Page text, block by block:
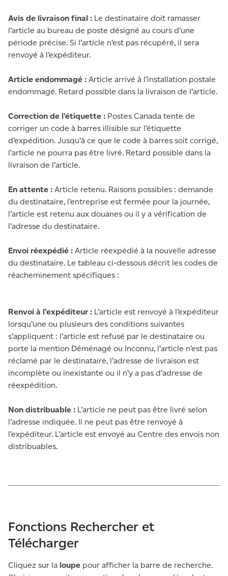
Avis de livraison final : Le destinataire doit ramasser
l’article au bureau de poste désigné au cours d’une
période précise. Si l’article n’est pas récupéré, il sera
renvoyé à l’expéditeur.
Article endommagé : Article arrivé à l’installation postale
endommagé. Retard possible dans la livraison de l’article.
Correction de l’étiquette : Postes Canada tente de
corriger un code à barres illisible sur l’étiquette
d’expédition. Jusqu’à ce que le code à barres soit corrigé,
l’article ne pourra pas être livré. Retard possible dans la
livraison de l’article.
En attente : Article retenu. Raisons possibles : demande
du destinataire, l’entreprise est fermée pour la journée,
l’article est retenu aux douanes ou il y a vérification de
l’adresse du destinataire.
Envoi réexpédié : Article réexpédié à la nouvelle adresse
du destinataire. Le tableau ci-dessous décrit les codes de
réacheminement spécifiques :
Renvoi à l’expéditeur : L’article est renvoyé à l’expéditeur
lorsqu’une ou plusieurs des conditions suivantes
s’appliquent : l’article est refusé par le destinataire ou
porte la mention Déménagé ou Inconnu, l’article n’est pas
réclamé par le destinataire, l’adresse de livraison est
incomplète ou inexistante ou il n’y a pas d’adresse de
réexpédition.
Non distribuable : L’article ne peut pas être livré selon
l’adresse indiquée. Il ne peut pas être renvoyé à
l’expéditeur. L’article est envoyé au Centre des envois non
distribuables.
Fonctions Rechercher et
Télécharger
Cliquez sur la loupe pour afficher la barre de recherche.